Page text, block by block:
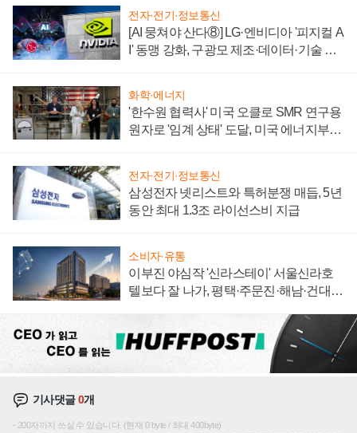
전자·전기·정보통신
[AI 뭉쳐야 산다⑧] LG·엔비디아 '피지컬 A
I' 동맹 강화, 구광모 제조·데이터·기술 결
화학·에너지
'한수원 협력사' 미국 오클로 SMR 연구용
원자로 '임계 상태' 도달, 미국 에너지부
전자·전기·정보통신
삼성전자 넷리스트와 특허분쟁 매듭, 5년
동안 최대 1.3조 라이선스비 지급
소비자·유통
이부진 야심작 '신라스테이' 서울신라호
텔보다 잘 나가, 평택·주문진·해남·건대로
기사댓글0개
200자까지 쓰실 수 있습니다. (현재 0 byte / 최대 400byte)